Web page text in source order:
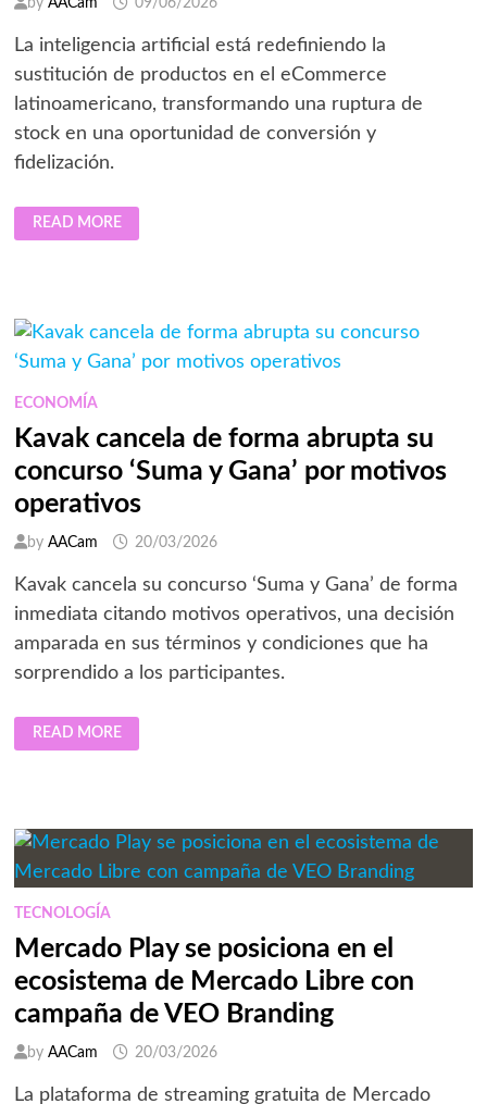
by AACam 09/06/2026
La inteligencia artificial está redefiniendo la
sustitución de productos en el eCommerce
latinoamericano, transformando una ruptura de
stock en una oportunidad de conversión y
fidelización.
CUANDO
EL
STOCK
LA
IA
REDEFINE
LA
DE
PRODUCTOS
EN
EL
READ MORE
ECONOMÍA
Kavak cancela de forma abrupta su
concurso ‘Suma y Gana’ por motivos
operativos
by AACam 20/03/2026
Kavak cancela su concurso ‘Suma y Gana’ de forma
inmediata citando motivos operativos, una decisión
amparada en sus términos y condiciones que ha
sorprendido a los participantes.
KAVAK
CANCELA
DE
‘SUMA
Y
POR
MOTIVOS
OPERATIVOS
READ MORE
TECNOLOGÍA
Mercado Play se posiciona en el
ecosistema de Mercado Libre con
campaña de VEO Branding
by AACam 20/03/2026
La plataforma de streaming gratuita de Mercado